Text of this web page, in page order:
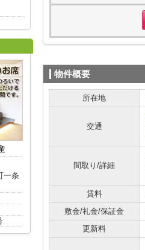
物件概要
所在地
交通
間取り/詳細
賃料
敷金/礼金/保証金
更新料
一条